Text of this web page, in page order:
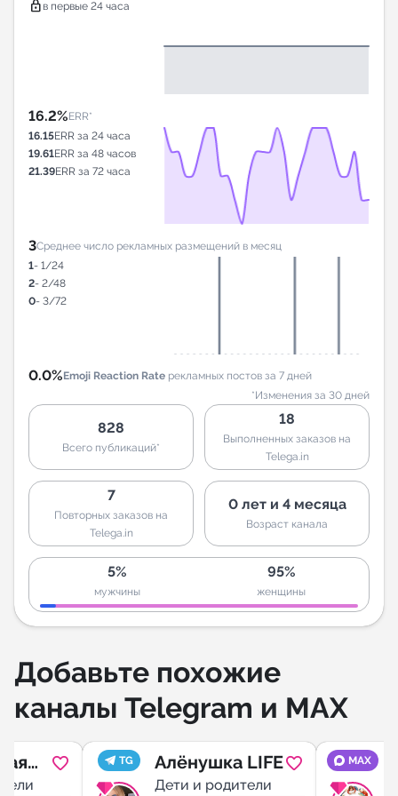
lock в первые 24 часа
16.2%ERR*
16.15ERR за 24 часа
19.61ERR за 48 часов
21.39ERR за 72 часа
3Среднее число рекламных размещений в месяц
1- 1/24
2- 2/48
0- 3/72
0.0%Emoji Reaction Rate рекламных постов за 7 дней
*Изменения за 30 дней
828
Всего публикаций*
18
Выполненных заказов на
Telega.in
7
Повторных заказов на
Telega.in
0 лет и 4 месяца
Возраст канала
5%
мужчины
95%
женщины
Добавьте похожие
каналы Telegram и MAX
TG Алёнушка LIFE
Дети и родители
MAX